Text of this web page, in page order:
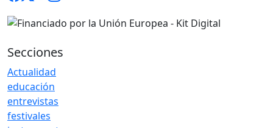
Secciones
Actualidad
educación
entrevistas
festivales